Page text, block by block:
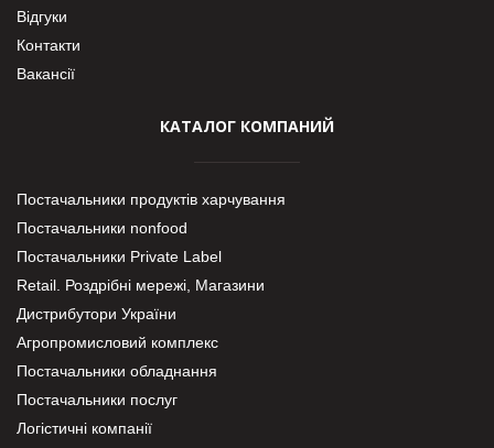
Відгуки
Контакти
Вакансії
КАТАЛОГ КОМПАНИЙ
Постачальники продуктів харчування
Постачальники nonfood
Постачальники Private Label
Retail. Роздрібні мережі, Магазини
Дистрибутори України
Агропромисловий комплекс
Постачальники обладнання
Постачальники послуг
Логістичні компанії